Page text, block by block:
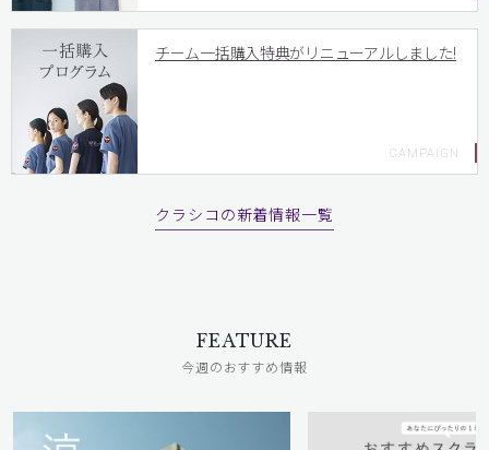
チーム一括購入特典がリニューアルしました!
クラシコの新着情報一覧
FEATURE
今週のおすすめ情報